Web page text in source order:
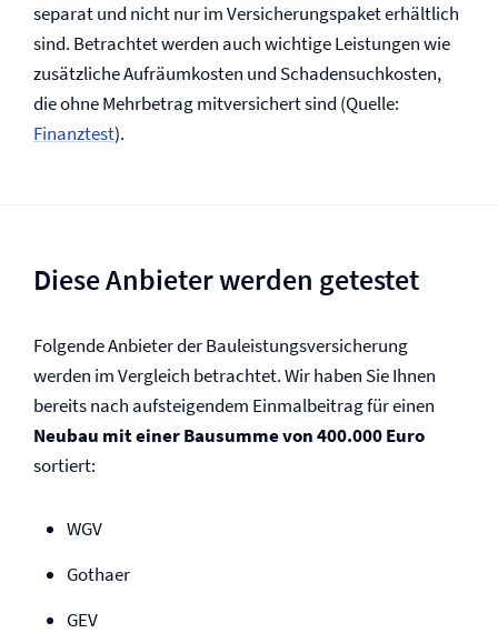
separat und nicht nur im Versicherungspaket erhältlich
sind. Betrachtet werden auch wichtige Leistungen wie
zusätzliche Aufräumkosten und Schadensuchkosten,
die ohne Mehrbetrag mitversichert sind (Quelle:
Finanztest).
Diese Anbieter werden getestet
Folgende Anbieter der Bauleistungs­versicherung
werden im Vergleich betrachtet. Wir haben Sie Ihnen
bereits nach aufsteigendem Einmalbeitrag für einen
Neubau mit einer Bausumme von 400.000 Euro
sortiert:
WGV
Gothaer
GEV